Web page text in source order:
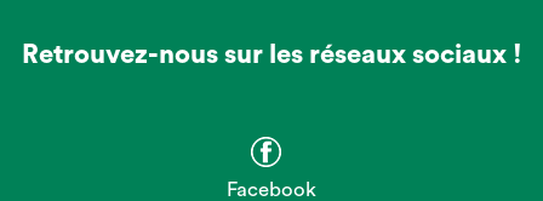
Retrouvez-nous sur les réseaux sociaux !
Facebook